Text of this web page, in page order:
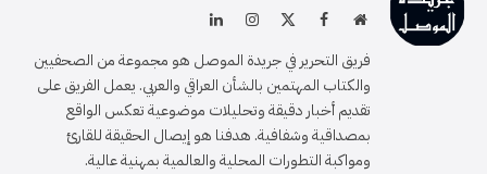
موقعفيسبوك الانستغرام
لينكدإن
فريق التحرير في جريدة الموصل هو مجموعة من الصحفيين
والكتاب المهتمين بالشأن العراقي والعربي. يعمل الفريق على
تقديم أخبار دقيقة وتحليلات موضوعية تعكس الواقع
بمصداقية وشفافية. هدفنا هو إيصال الحقيقة للقارئ
ومواكبة التطورات المحلية والعالمية بمهنية عالية.